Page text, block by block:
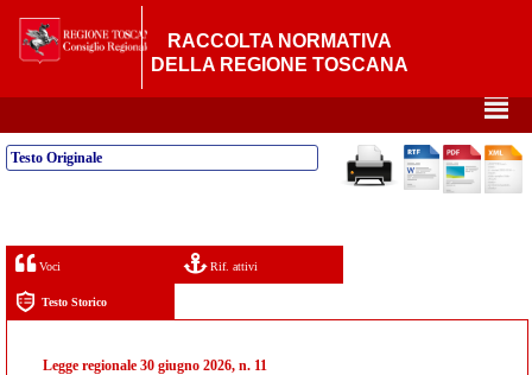
RACCOLTA NORMATIVA
DELLA REGIONE TOSCANA
²
Testo Originale
Voci Rif. attivi
Testo Storico
Legge regionale 30 giugno 2026, n. 11